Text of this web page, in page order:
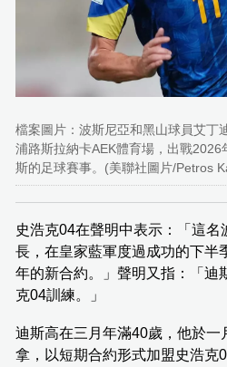
檔案圖片：波斯尼亞和黑山球員艾丁
浦路斯拉納卡AEK體育場，出戰
斯的足球賽事。(美聯社圖片/Petros
史浩克04在聲明中表示：「這
長，在皇家藍軍度過成功的下半
年的新合約。」聲明又指：「迪
克04訓練。」
迪斯高在三月年滿40歲，他於一
拿，以短期合約形式加盟史浩克